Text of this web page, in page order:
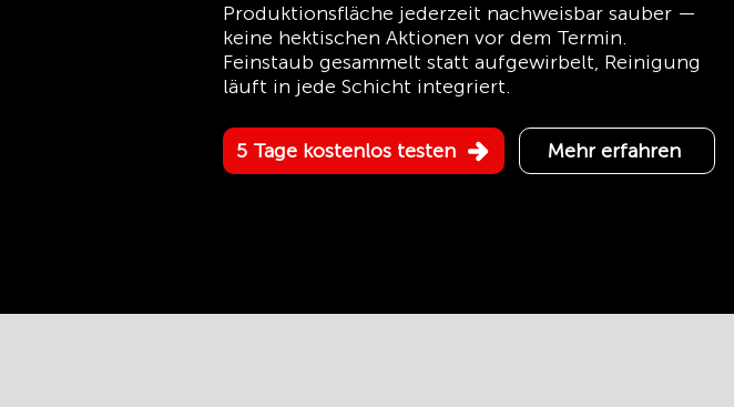
Produktionsfläche jederzeit nachweisbar sauber —
keine hektischen Aktionen vor dem Termin.
Feinstaub gesammelt statt aufgewirbelt, Reinigung
läuft in jede Schicht integriert.
5 Tage kostenlos testen Mehr erfahren